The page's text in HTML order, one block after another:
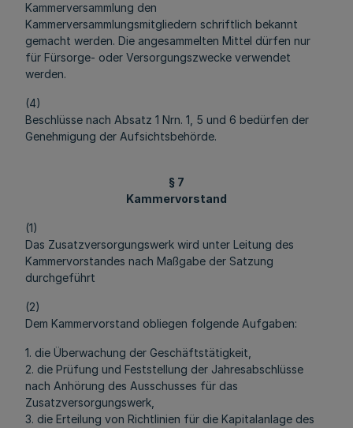
Kammerversammlung den
Kammerversammlungsmitgliedern schriftlich bekannt
gemacht werden. Die angesammelten Mittel dürfen nur
für Fürsorge- oder Versorgungszwecke verwendet
werden.
(4)
Beschlüsse nach Absatz 1 Nrn. 1, 5 und 6 bedürfen der
Genehmigung der Aufsichtsbehörde.
§ 7
Kammervorstand
(1)
Das Zusatzversorgungswerk wird unter Leitung des
Kammervorstandes nach Maßgabe der Satzung
durchgeführt
(2)
Dem Kammervorstand obliegen folgende Aufgaben:
1. die Überwachung der Geschäftstätigkeit,
2. die Prüfung und Feststellung der Jahresabschlüsse
nach Anhörung des Ausschusses für das
Zusatzversorgungswerk,
3. die Erteilung von Richtlinien für die Kapitalanlage des